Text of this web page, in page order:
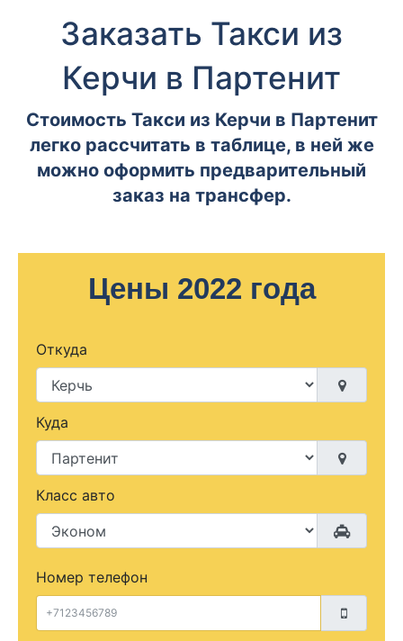
Заказать Такси из
Керчи в Партенит
Стоимость Такси из Керчи в Партенит
легко рассчитать в таблице, в ней же
можно оформить предварительный
заказ на трансфер.
Цены 2022 года
Откуда
Куда
Класс авто
Номер телефон